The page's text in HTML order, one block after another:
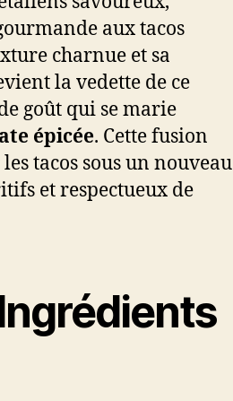
aux tacos
charnue et sa
la vedette de ce
goût qui se marie
épicée. Cette fusion
tacos sous un nouveau
et respectueux de